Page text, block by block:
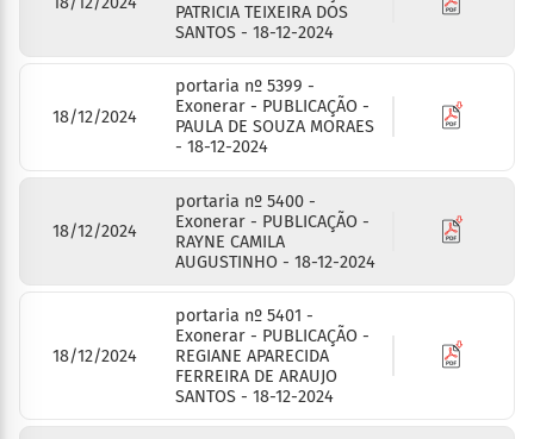
PATRICIA TEIXEIRA DOS
SANTOS - 18-12-2024
18/12/2024
portaria nº 5399 -
Exonerar - PUBLICAÇÃO -
PAULA DE SOUZA MORAES
- 18-12-2024
18/12/2024
portaria nº 5400 -
Exonerar - PUBLICAÇÃO -
RAYNE CAMILA
AUGUSTINHO - 18-12-2024
18/12/2024
portaria nº 5401 -
Exonerar - PUBLICAÇÃO -
REGIANE APARECIDA
FERREIRA DE ARAUJO
SANTOS - 18-12-2024